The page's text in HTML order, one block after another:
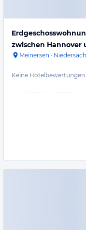
zwischen Hannover
Meinersen ·
Keine Hotelbewertungen